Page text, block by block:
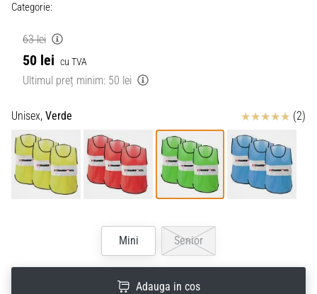
Categorie:
63 lei
50 lei cu TVA
Ultimul preț minim: 50 lei
Unisex, Verde Review (2)
Mini Senior
Adauga in cos